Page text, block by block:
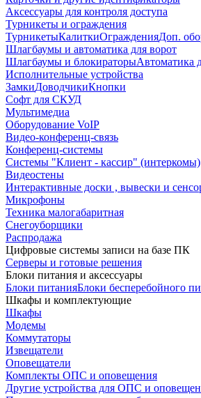
Аксессуары для контроля доступа
Турникеты и ограждения
ТурникетыКалиткиОгражденияДоп.
Шлагбаумы и автоматика для ворот
Шлагбаумы и блокираторыАвтоматика
Исполнительные устройства
ЗамкиДоводчикиКнопки
Софт для СКУД
Мультимедиа
Оборудование VoIP
Видео-конференц-связь
Конференц-системы
Системы "Клиент - кассир" (интеркомы)
Видеостены
Интерактивные доски , вывески и
Микрофоны
Техника малогабаритная
Снегоуборщики
Распродажа
Цифровые системы записи на базе ПК
Серверы и готовые решения
Блоки питания и аксессуары
Блоки питанияБлоки бесперебойного
Шкафы и комплектующие
Шкафы
Модемы
Коммутаторы
Извещатели
Оповещатели
Комплекты ОПС и оповещения
Другие устройства для ОПС и